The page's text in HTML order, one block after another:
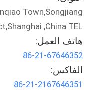
Town,Songjiang
,China TEL:
هاتف العمل:
86-21-67646352
الفاكس:
86-21-2167646351